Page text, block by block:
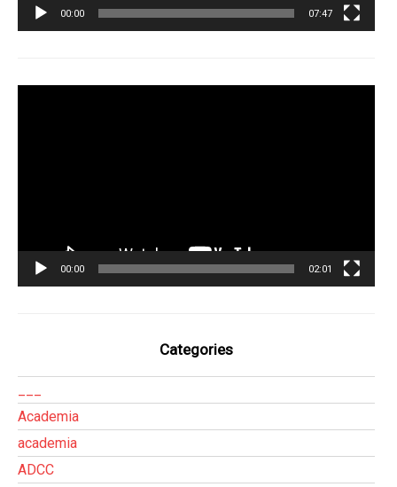
00:00 07:47
00:00 02:01
Categories
Academia
academia
ADCC